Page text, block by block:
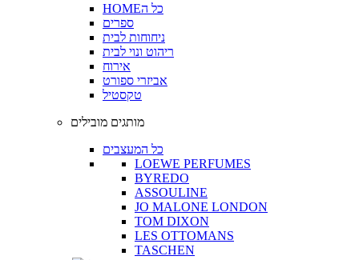
HOMEכל ה
ספרים
ניחוחות לבית
ריהוט ונוי לבית
אירוח
אביזרי ספורט
טקסטיל
מותגים מובילים
כל המעצבים
LOEWE PERFUMES
BYREDO
ASSOULINE
JO MALONE LONDON
TOM DIXON
LES OTTOMANS
TASCHEN